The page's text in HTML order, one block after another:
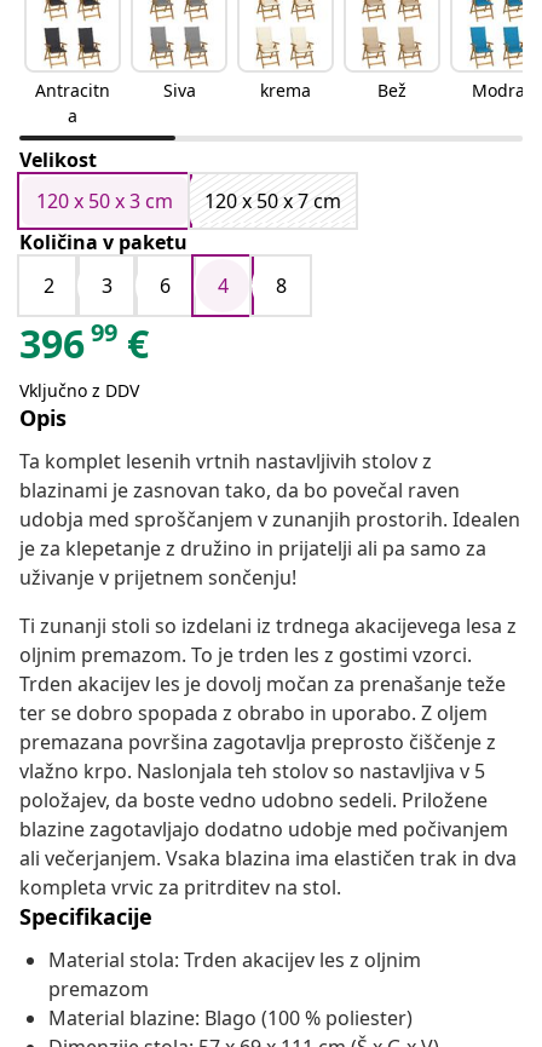
Antracitn
a
Siva krema Bež Modra
Velikost
120 x 50 x 3 cm
120 x 50 x 7 cm
Količina v paketu
2
3 6 4 8
39699 €
Vključno z DDV
Opis
Ta komplet lesenih vrtnih nastavljivih stolov z
blazinami je zasnovan tako, da bo povečal raven
udobja med sproščanjem v zunanjih prostorih. Idealen
je za klepetanje z družino in prijatelji ali pa samo za
uživanje v prijetnem sončenju!
Ti zunanji stoli so izdelani iz trdnega akacijevega lesa z
oljnim premazom. To je trden les z gostimi vzorci.
Trden akacijev les je dovolj močan za prenašanje teže
ter se dobro spopada z obrabo in uporabo. Z oljem
premazana površina zagotavlja preprosto čiščenje z
vlažno krpo. Naslonjala teh stolov so nastavljiva v 5
položajev, da boste vedno udobno sedeli. Priložene
blazine zagotavljajo dodatno udobje med počivanjem
ali večerjanjem. Vsaka blazina ima elastičen trak in dva
kompleta vrvic za pritrditev na stol.
Specifikacije
Material stola: Trden akacijev les z oljnim
premazom
Material blazine: Blago (100 % poliester)